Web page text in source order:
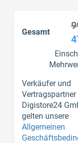
Gesamt
Verkäufer und
Digistore24
gelten unsere
Allgemeinen